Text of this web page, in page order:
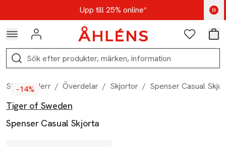
Hoppa till navigationsmenynUpp till 25% online*
Kod: AUG25 - Shoppa nu
Logga in Favoriter
Sök
Start / Herr / Överdelar / Skjortor / Spenser Casual
Produktbilder
Hoppa över bildspelet
-14%
Tiger of Sweden
Spenser Casual Skjorta
Produktinformation